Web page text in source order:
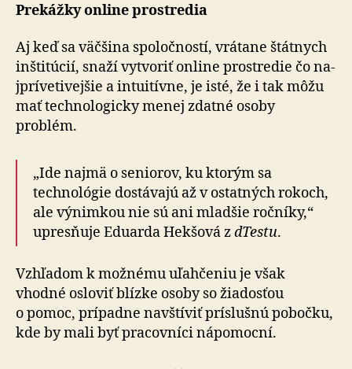
Prekážky online prostredia
Aj keď sa väčšina spoločností, vrátane štátnych
inštitúcií, snaží vytvoriť online prostredie čo na­
jprívetivejšie a intuitívne, je isté, že i tak môžu
mať technologicky menej zdatné osoby
problém.
„Ide najmä o seniorov, ku ktorým sa
technológie dostávajú až v ostat­ných rokoch,
ale výnimkou nie sú ani mladšie ročníky,“
upresňuje Eduarda Hekšová zdTestu.
Vzhľadom k možnému uľahčeniu je však
vhodné osloviť blízke osoby so žiadosťou
o pomoc, prípadne navštíviť príslušnú pobočku,
kde by mali byť pracovníci nápomocní.